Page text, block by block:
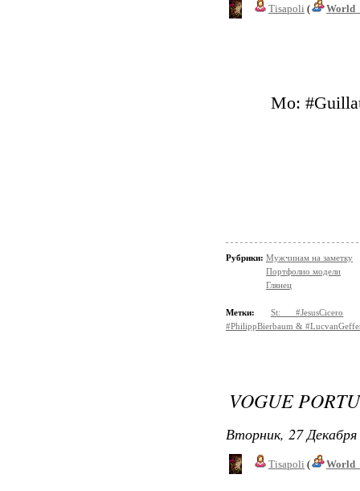
Tisapoli (
Mo:
Рубрики: Мужчинам на заметку
Портфолио модели
Глянец
Метки:
St: #JesusCicero
#PhilippBierbaum &
VOGUE
Вторник, 27
Tisapoli (